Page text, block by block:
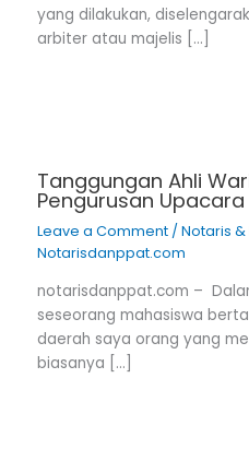
yang dilakukan,
arbiter atau majelis […]
Tanggungan Ahli
Pengurusan
Leave a Comment /Notaris &
Notarisdanppat.com
notarisdanppat.com –
seseorang mahasiswa
daerah saya orang yang
biasanya […]